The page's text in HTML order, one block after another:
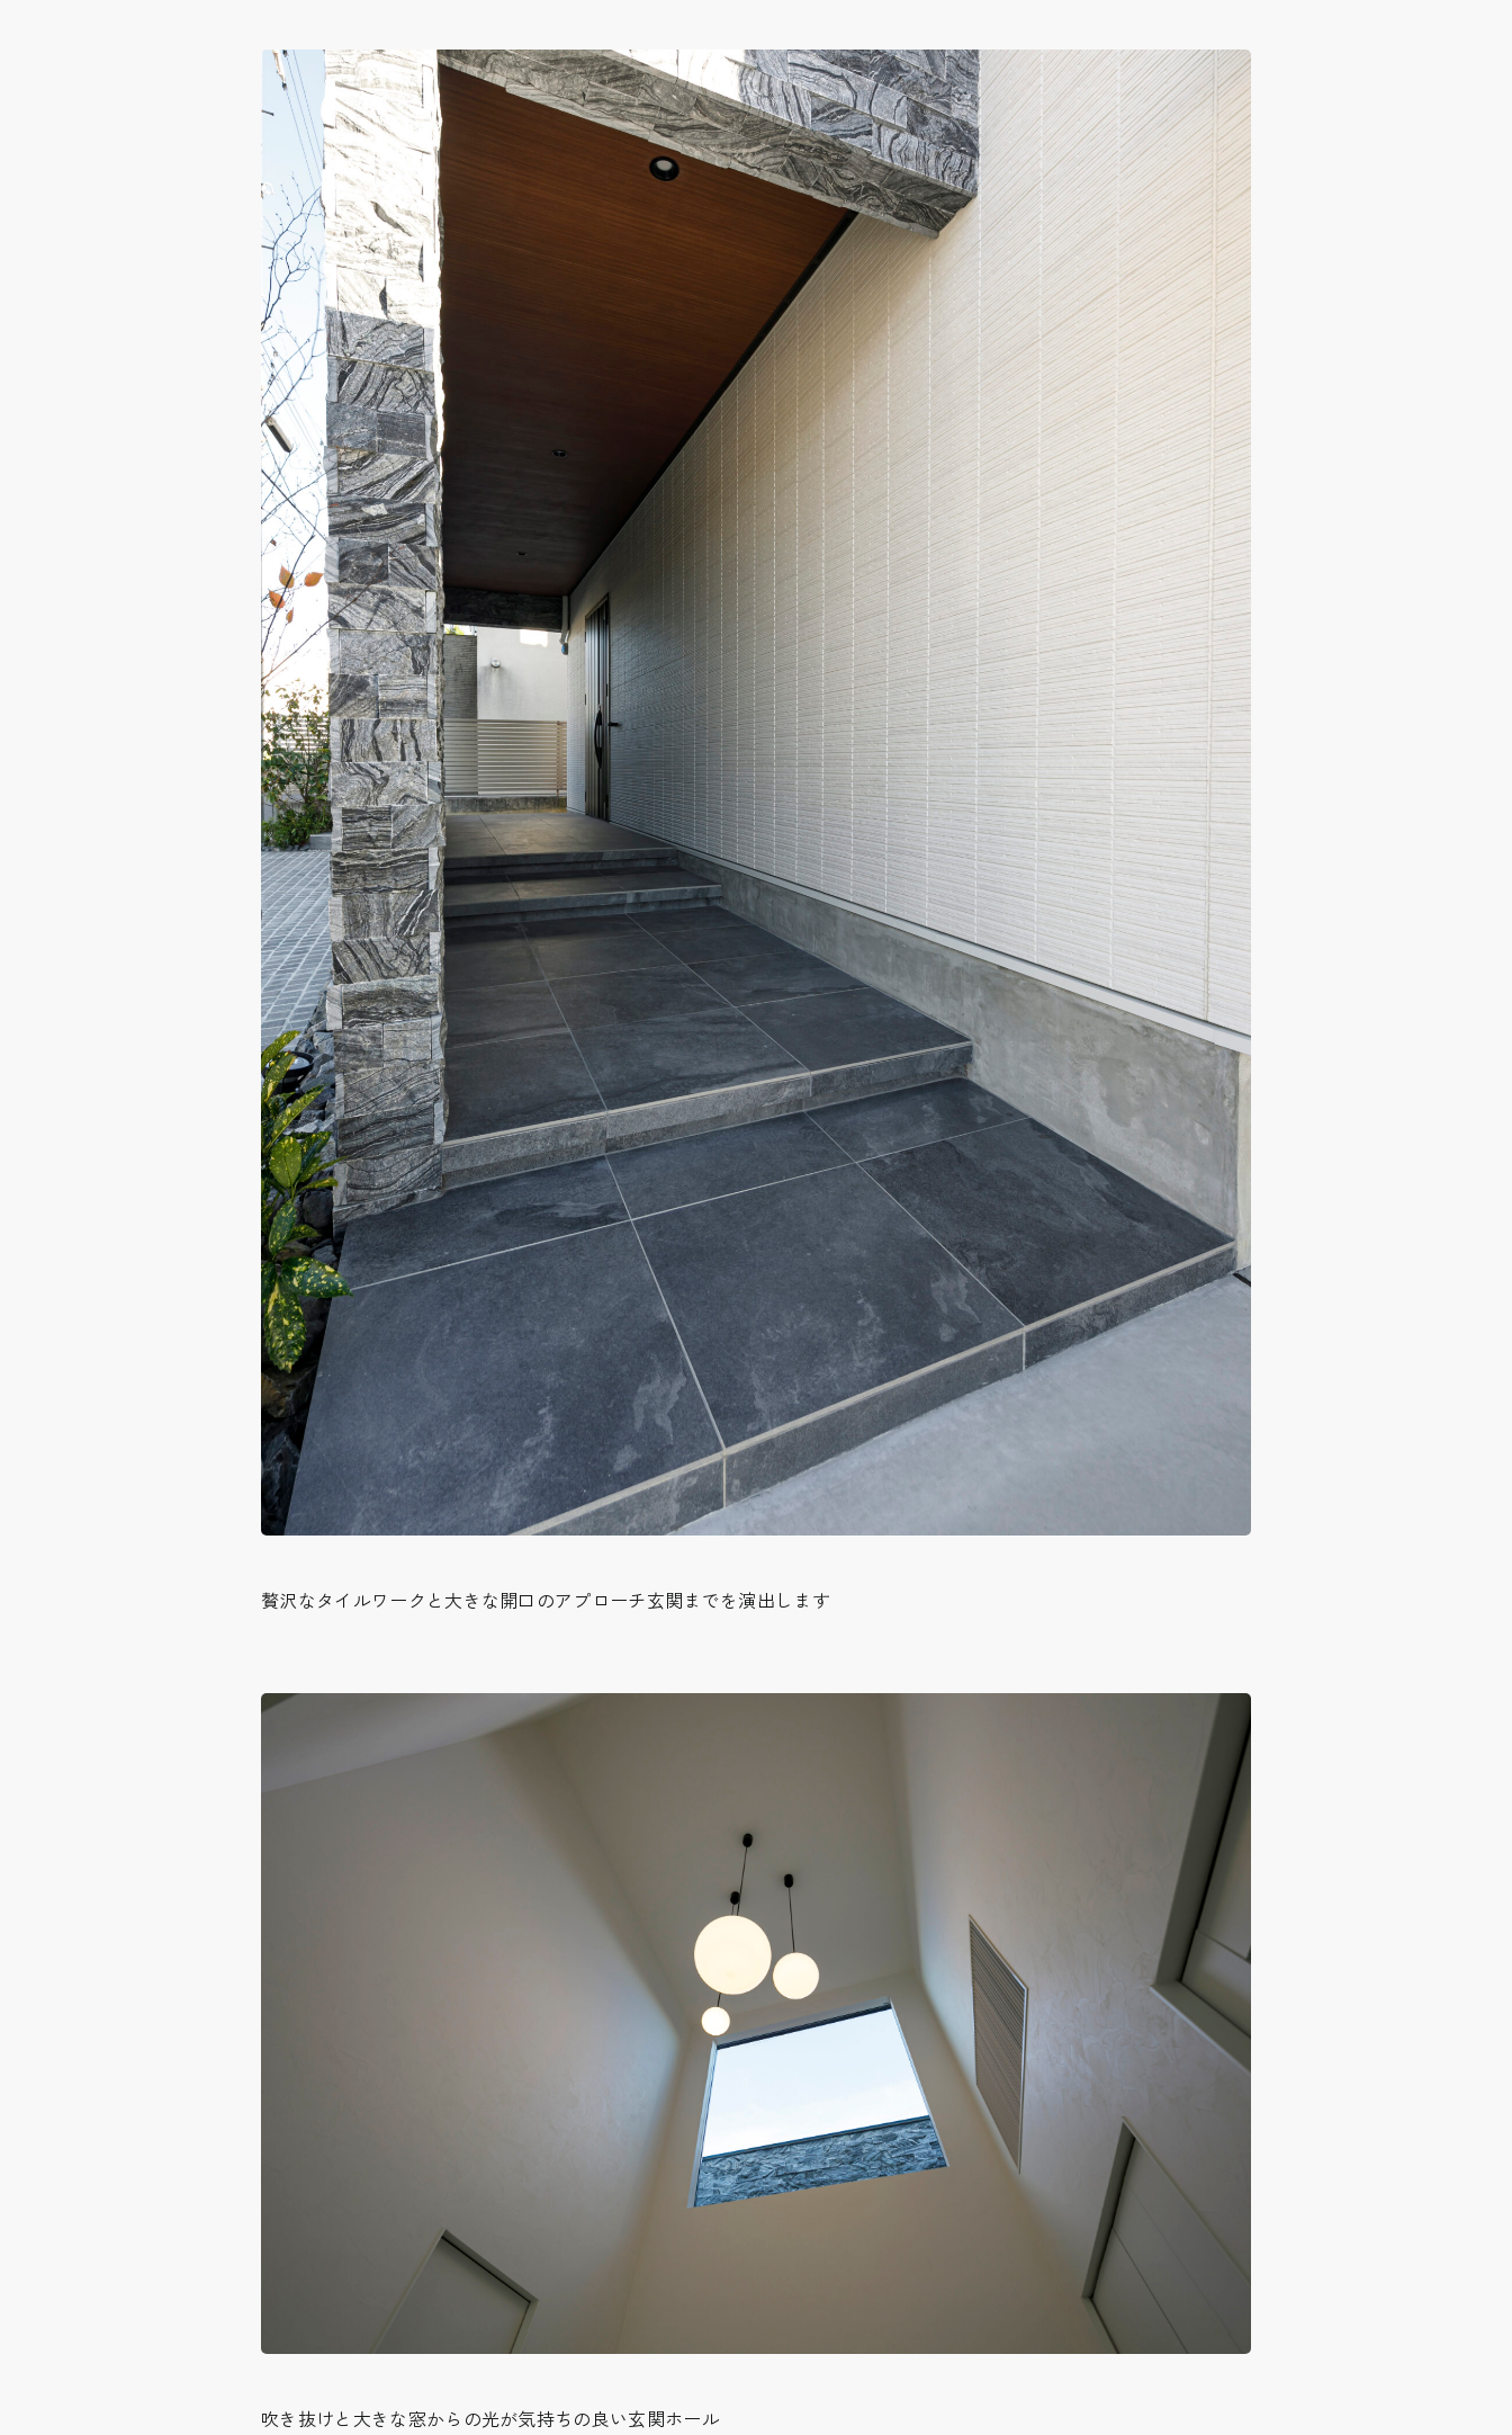
贅沢なタイルワークと大きな開口のアプローチ玄関までを演出します
吹き抜けと大きな窓からの光が気持ちの良い玄関ホール